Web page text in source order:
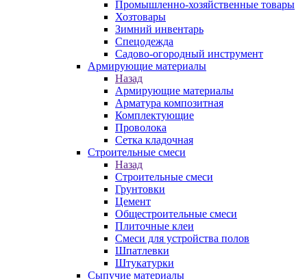
Промышленно-хозяйственные товары
Хозтовары
Зимний инвентарь
Спецодежда
Садово-огородный инструмент
Армирующие материалы
Назад
Армирующие материалы
Арматура композитная
Комплектующие
Проволока
Сетка кладочная
Строительные смеси
Назад
Строительные смеси
Грунтовки
Цемент
Общестроительные смеси
Плиточные клеи
Смеси для устройства полов
Шпатлевки
Штукатурки
Сыпучие материалы